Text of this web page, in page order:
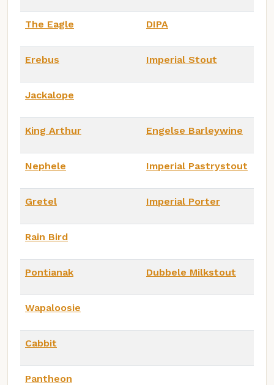
The Eagle DIPA
Erebus Imperial Stout
Jackalope
King Arthur Engelse Barleywine
Nephele Imperial Pastrystout
Gretel Imperial Porter
Rain Bird
Pontianak Dubbele Milkstout
Wapaloosie
Cabbit
Pantheon